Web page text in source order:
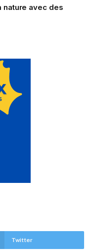
nature avec des
Twitter